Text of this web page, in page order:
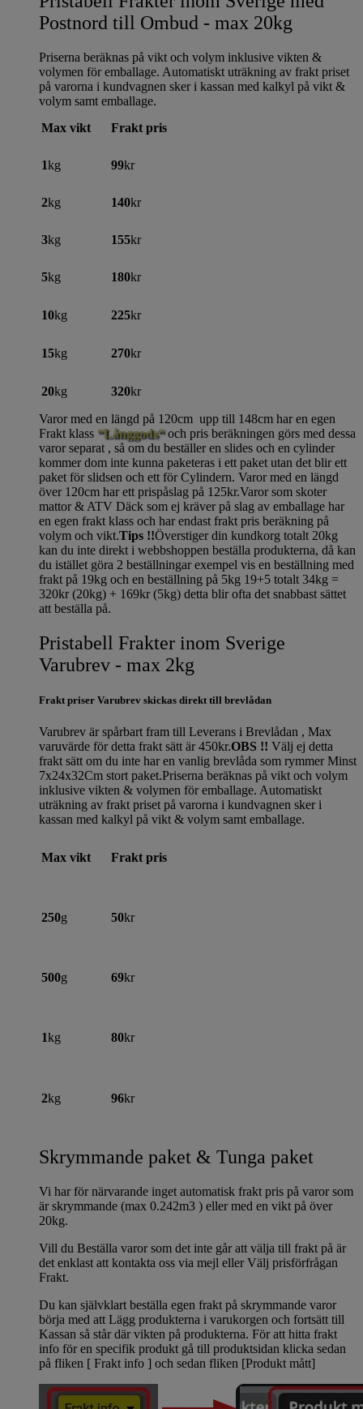
Postnord till Ombud - max 20kg
Priserna beräknas på vikt och volym inklusive vikten &
volymen för emballage. Automatiskt uträkning av frakt priset
på varorna i kundvagnen sker i kassan med kalkyl på vikt &
volym samt emballage.
Max vikt
Frakt pris
1kg 99kr
2kg 140kr
3kg 155kr
5kg 180kr
10kg 225kr
15kg 270kr
20kg 320kr
Varor med en längd på 120cm upp till 148cm har en egen
Frakt klass “Långgods“och pris beräkningen görs med dessa
varor separat , så om du beställer en slides och en cylinder
kommer dom inte kunna paketeras i ett paket utan det blir ett
paket för slidsen och ett för Cylindern. Varor med en längd
över 120cm har ett prispåslag på 125kr.Varor som skoter
mattor & ATV Däck som ej kräver på slag av emballage har
en egen frakt klass och har endast frakt pris beräkning på
volym och vikt.Tips !!Överstiger din kundkorg totalt 20kg
kan du inte direkt i webbshoppen beställa produkterna, då kan
du istället göra 2 beställningar exempel vis en beställning med
frakt på 19kg och en beställning på 5kg 19+5 totalt 34kg =
320kr (20kg) + 169kr (5kg) detta blir ofta det snabbast sättet
att beställa på.
Pristabell Frakter inom Sverige
Varubrev - max 2kg
Frakt priser Varubrev skickas direkt till brevlådan
Varubrev är spårbart fram till Leverans i Brevlådan , Max
varuvärde för detta frakt sätt är 450kr.OBS !! Välj ej detta
frakt sätt om du inte har en vanlig brevlåda som rymmer Minst
7x24x32Cm stort paket.Priserna beräknas på vikt och volym
inklusive vikten & volymen för emballage. Automatiskt
uträkning av frakt priset på varorna i kundvagnen sker i
kassan med kalkyl på vikt & volym samt emballage.
Max vikt Frakt pris
250g 50kr
500g 69kr
1kg 80kr
2kg 96kr
Skrymmande paket & Tunga paket
Vi har för närvarande inget automatisk frakt pris på varor som
är skrymmande (max 0.242m3 ) eller med en vikt på över
20kg.
Vill du Beställa varor som det inte går att välja till frakt på är
det enklast att kontakta oss via mejl eller Välj prisförfrågan
Frakt.
Du kan självklart beställa egen frakt på skrymmande varor
börja med att Lägg produkterna i varukorgen och fortsätt till
Kassan så står där vikten på produkterna. För att hitta frakt
info för en specifik produkt gå till produktsidan klicka sedan
på fliken [ Frakt info ] och sedan fliken [Produkt mått]